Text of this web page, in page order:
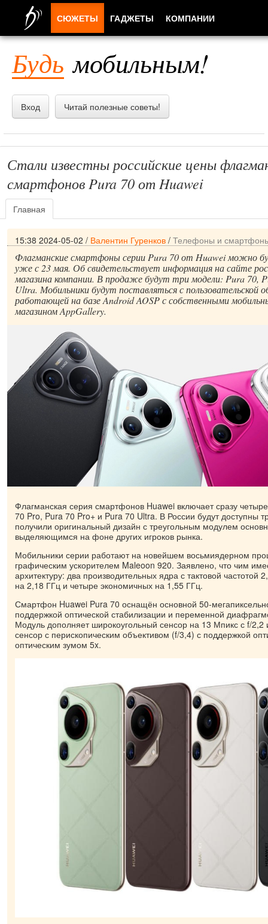
Будь мобильным!
Вход Читай полезные советы!
Стали известны российские цены
смартфонов Pura 70 от Huawei
Главная
15:38 2024-05-02 / Валентин Гуренков / Телефоны и
Флагманские смартфоны серии Pura 70 от Huawei можно
уже с 23 мая. Об свидетельствует информация на сайте
магазина компании. В продаже будут три модели: Pura 70,
Ultra. Мобильники будут поставляться с пользовательской
работающей на базе Android AOSP с собственными
магазином AppGallery.
Флагманская серия смартфонов Huawei включает сразу
70 Pro, Pura 70 Pro+ и Pura 70 Ultra. В России будут доступны
получили оригинальный дизайн с треугольным модулем
выделяющимся на фоне других игроков рынка.
Мобильники серии работают на новейшем восьмиядерном
графическим ускорителем Maleoon 920. Заявлено, что чим
архитектуру: два производительных ядра с тактовой частотой
на 2,18 ГГц и четыре экономичных на 1,55 ГГц.
Смартфон Huawei Pura 70 оснащён основной 50-
поддержкой оптической стабилизации и переменной
Модуль дополняет широкоугольный сенсор на 13 Мпикс с f/2,2
сенсор с перископическим объективом (f/3,4) с поддержкой
оптическим зумом 5x.
СЮЖЕТЫ ГАДЖЕТЫ КОМПАНИИ
ПРИЛОЖЕНИЯ